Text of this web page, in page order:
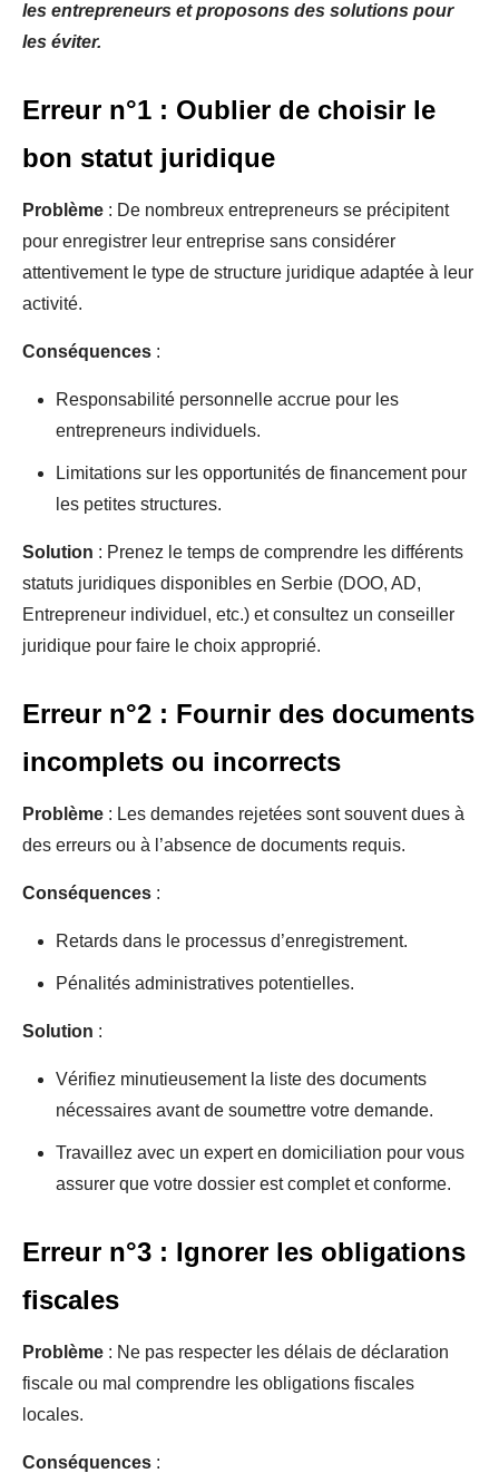
les entrepreneurs et proposons des solutions pour
les éviter.
Erreur n°1 : Oublier de choisir le
bon statut juridique
Problème : De nombreux entrepreneurs se précipitent
pour enregistrer leur entreprise sans considérer
attentivement le type de structure juridique adaptée à leur
activité.
Conséquences :
Responsabilité personnelle accrue pour les
entrepreneurs individuels.
Limitations sur les opportunités de financement pour
les petites structures.
Solution : Prenez le temps de comprendre les différents
statuts juridiques disponibles en Serbie (DOO, AD,
Entrepreneur individuel, etc.) et consultez un conseiller
juridique pour faire le choix approprié.
Erreur n°2 : Fournir des documents
incomplets ou incorrects
Problème : Les demandes rejetées sont souvent dues à
des erreurs ou à l’absence de documents requis.
Conséquences :
Retards dans le processus d’enregistrement.
Pénalités administratives potentielles.
Solution :
Vérifiez minutieusement la liste des documents
nécessaires avant de soumettre votre demande.
Travaillez avec un expert en domiciliation pour vous
assurer que votre dossier est complet et conforme.
Erreur n°3 : Ignorer les obligations
fiscales
Problème : Ne pas respecter les délais de déclaration
fiscale ou mal comprendre les obligations fiscales
locales.
Conséquences :